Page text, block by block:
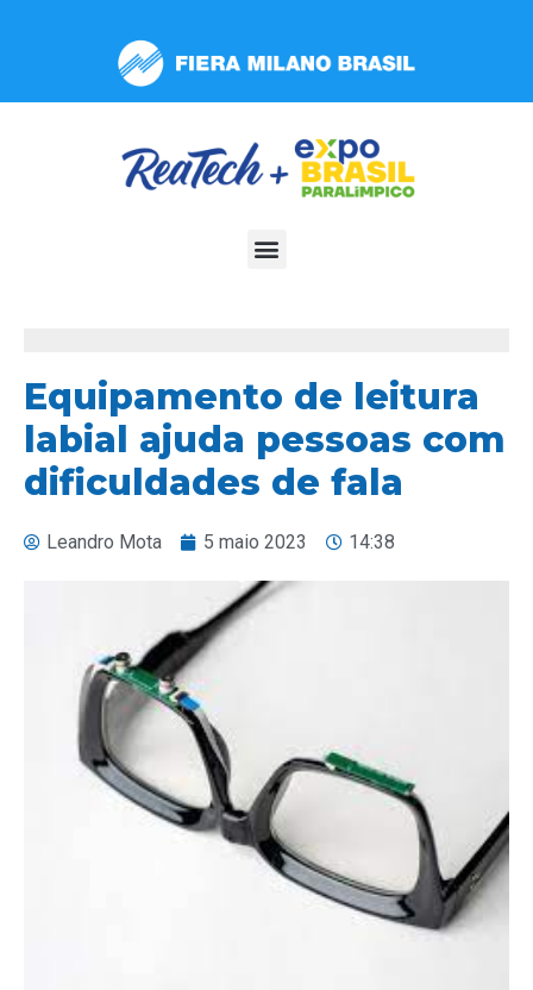
inclui
Equipamento de leitura
labial ajuda pessoas com
dificuldades de fala
Leandro Mota 5 maio 2023 14:38